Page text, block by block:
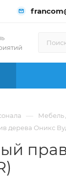
— Мебель
дерева Оникс